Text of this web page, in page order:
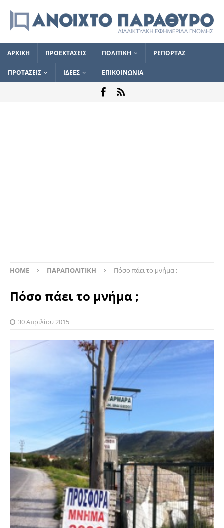
ΑΡΧΙΚΗ ΠΡΟΕΚΤΑΣΕΙΣ ΠΟΛΙΤΙΚΗ ΡΕΠΟΡΤΑΖ
ΠΡΟΤΑΣΕΙΣ ΙΔΕΕΣ ΕΠΙΚΟΙΝΩΝΙΑ
HOME ΠΑΡΑΠΟΛΙΤΙΚΗ Πόσο πάει το μνήμα ;
Πόσο πάει το μνήμα ;
30 Απριλίου 2015